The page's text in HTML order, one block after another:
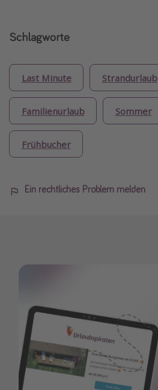
Schlagworte
Last Minute Strandurlaub
Familienurlaub Sommer
Frühbucher
Ein rechtliches Problem melden